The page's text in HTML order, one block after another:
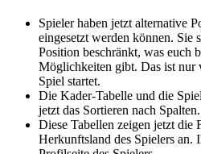
Spieler haben jetzt alternative
eingesetzt werden können. Sie
Position beschränkt, was euch
Möglichkeiten gibt. Das ist nur
Spiel startet.
Die Kader-Tabelle und die
jetzt das Sortieren nach Spalten.
Diese Tabellen zeigen jetzt die
Herkunftsland des Spielers an.